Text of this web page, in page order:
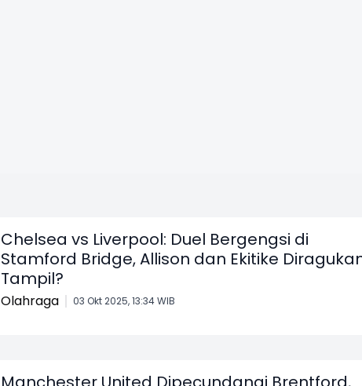
Chelsea vs Liverpool: Duel Bergengsi di
Stamford Bridge, Allison dan Ekitike
Tampil?
Olahraga 03 Okt 2025, 13:34 WIB